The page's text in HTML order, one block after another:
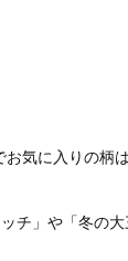
気に入りの柄
」や「冬の大